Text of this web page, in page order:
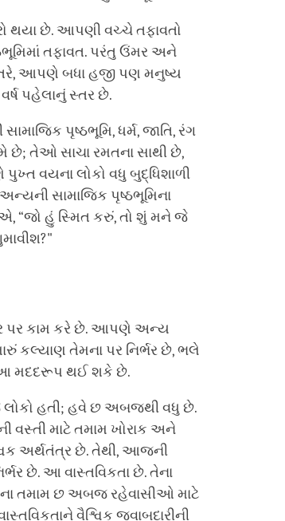
થયા છે. આપણી વચ્ચે તફાવતો
તફાવત. પરંતુ ઉંમર અને
આપણે બધા હજી પણ મનુષ્ય
પહેલાનું સ્તર છે.
પૃષ્ઠભૂમિ, ધર્મ, જાતિ, રંગ
છે; તેઓ સાચા રમતના સાથી છે,
વયના લોકો વધુ બુદ્ધિશાળી
સામાજિક પૃષ્ઠભૂમિના
“જો હું સ્મિત કરું, તો શું મને જે
પર કામ કરે છે. આપણે અન્ય
કલ્યાણ તેમના પર નિર્ભર છે, ભલે
આ મદદરૂપ થઈ શકે છે.
હતી; હવે છ અબજથી વધુ છે.
વસ્તી માટે તમામ ખોરાક અને
અર્થતંત્ર છે. તેથી, આજની
છે. આ વાસ્તવિકતા છે. તેના
તમામ છ અબજ રહેવાસીઓ માટે
વૈશ્વિક જવાબદારીની